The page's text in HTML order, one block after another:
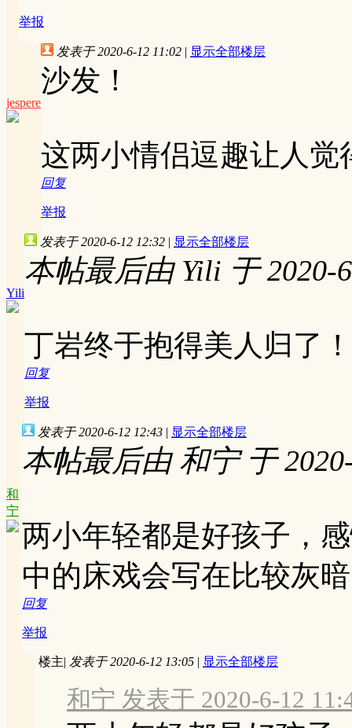
举报
jespere
发表于 2020-6-12 11:02 | 显示全部楼层
沙发！
这两小情侣逗趣让人觉
回复
举报
Yili
发表于 2020-6-12 12:32 | 显示全部楼层
本帖最后由 Yili 于 2020-
丁岩终于抱得美人归了
回复
举报
和
宁
发表于 2020-6-12 12:43 | 显示全部楼层
本帖最后由 和宁 于
两小年轻都是好孩子，
中的床戏会写在比较灰
回复
举报
楼主| 发表于 2020-6-12 13:05 | 显示全部楼层
和宁 发表于 2020-6-12